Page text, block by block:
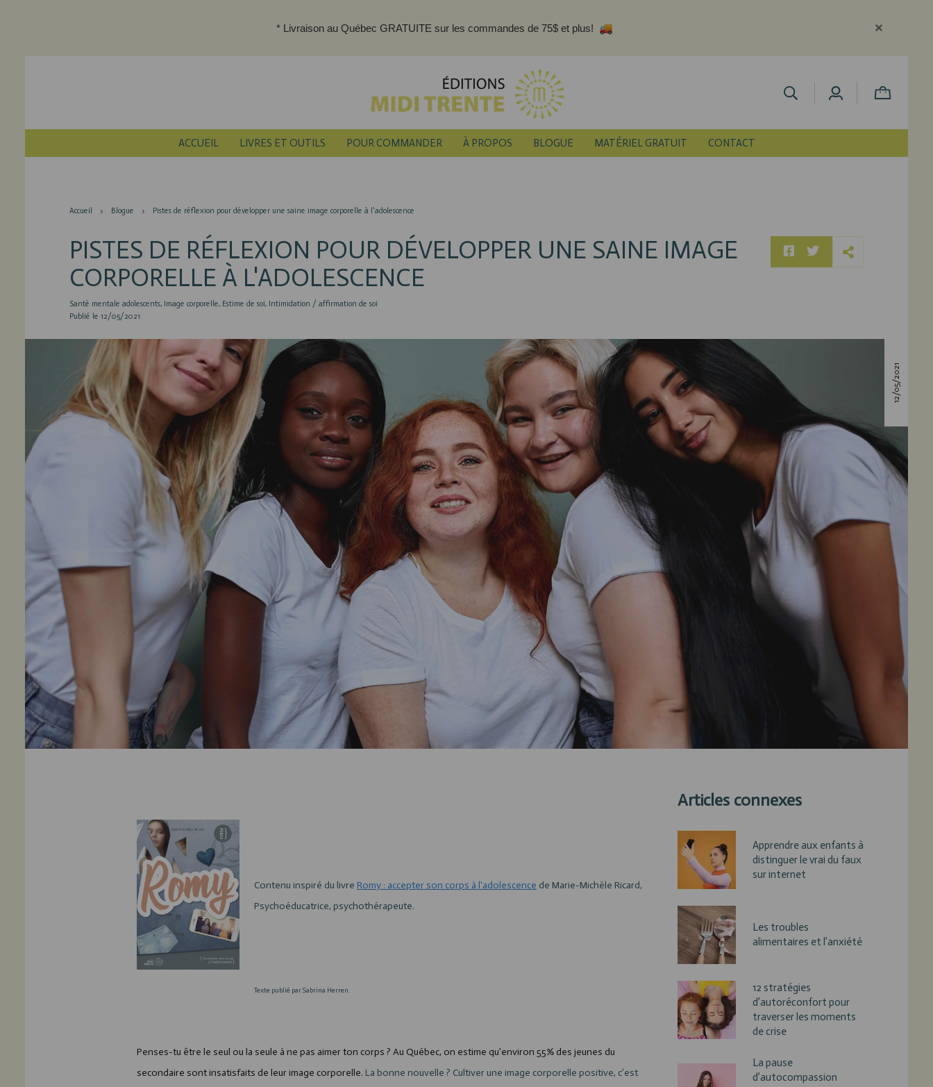
* Livraison au Québec GRATUITE sur les commandes de 75$ et plus!
ACCUEIL LIVRES ET OUTILS POUR COMMANDER À PROPOS BLOGUE MATÉRIEL GRATUIT CONTACT
Accueil Blogue Pistes de réflexion pour développer une saine image corporelle à l'adolescence
PISTES DE RÉFLEXION POUR DÉVELOPPER UNE SAINE IMAGE
CORPORELLE À L'ADOLESCENCE
Santé mentale adolescents Image corporelle Estime de soi Intimidation / affirmation de soi
Publié le 12/05/2021
12/05/2021
Contenu inspiré du livre Romy : accepter son corps à l'adolescence de Marie-Michèle Ricard,
Psychoéducatrice, psychothérapeute.
Texte publié par Sabrina Herren.
Penses-tu être le seul ou la seule à ne pas aimer ton corps ? Au Québec, on estime qu'environ 55% des jeunes du
secondaire sont insatisfaits de leur image corporelle. La bonne nouvelle ? Cultiver une image corporelle positive, c’est
Articles connexes
Apprendre aux enfants à
distinguer le vrai du faux
sur internet
Les troubles
alimentaires et l’anxiété
12 stratégies
d’autoréconfort pour
traverser les moments
de crise
La pause
d’autocompassion